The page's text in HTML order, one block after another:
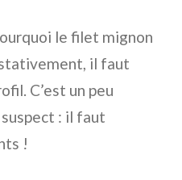
le filet mignon
il faut
C’est un peu
: il faut
!